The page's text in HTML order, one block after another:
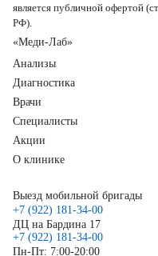
является публичной офертой
РФ).
«Меди-Лаб»
Анализы
Диагностика
Врачи
Специалисты
Акции
О клинике
Выезд мобильной бригады
+7 (922) 181-34-00
ДЦ на Бардина 17
+7 (922) 181-34-00
Пн-Пт: 7:00-20:00